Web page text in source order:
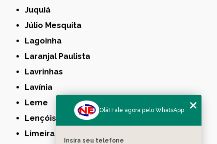
Juquiá
Júlio Mesquita
Lagoinha
Laranjal Paulista
Lavrinhas
Lavínia
Leme
Lençóis Paulista
Limeira
Olá! Fale agora pelo WhatsApp
Insira seu telefone